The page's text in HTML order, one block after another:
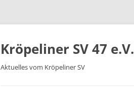
Kröpeliner SV 47 e.V.
Aktuelles vom Kröpeliner SV